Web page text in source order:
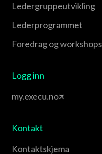
Leder­gruppe­utvikling
Leder­programmet
Foredrag og workshops
Logg inn
my.execu.no
Kontakt
Kontaktskjema